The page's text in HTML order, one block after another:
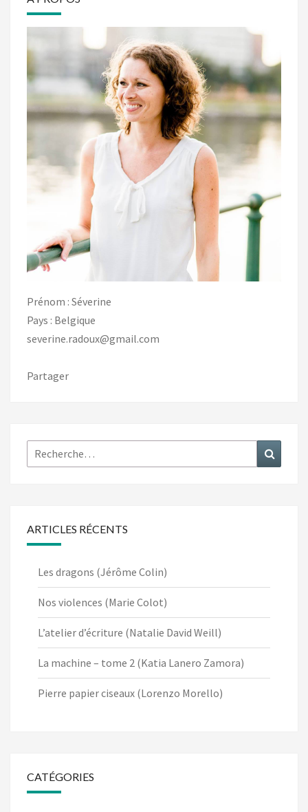
Prénom : Séverine
Pays : Belgique
severine.radoux@gmail.com
Partager
Rechercher :
ARTICLES RÉCENTS
Les dragons (Jérôme Colin)
Nos violences (Marie Colot)
L’atelier d’écriture (Natalie David Weill)
La machine – tome 2 (Katia Lanero Zamora)
Pierre papier ciseaux (Lorenzo Morello)
CATÉGORIES